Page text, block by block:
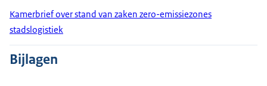
Kamerbrief over stand van zaken zero-emissiezones
stadslogistiek
Bijlagen